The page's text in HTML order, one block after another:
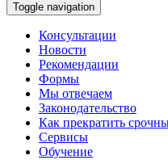
Toggle navigation
Консультации
Новости
Рекомендации
Формы
Мы отвечаем
Законодательство
Как прекратить
Сервисы
Обучение